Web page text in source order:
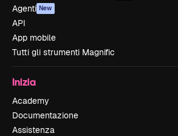
Agenti New
API
App mobile
Tutti gli strumenti Magnific
Inizia
Academy
Documentazione
Assistenza